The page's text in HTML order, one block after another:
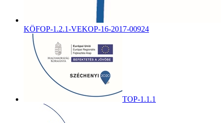
KÖFOP-1.2.1-VEKOP-16-2017-00924
TOP-1.1.1